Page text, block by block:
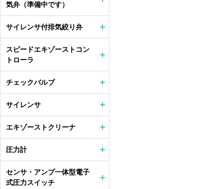
気弁（準備中です）
サイレンサ付排気絞り弁
スピードエキゾーストコン
トローラ
チェックバルブ
サイレンサ
エキゾーストクリーナ
圧力計
センサ・アンプ一体型電子
式圧力スイッチ